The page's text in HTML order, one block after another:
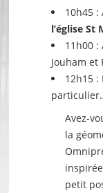
10h45
l’église St
11h00 :
Jouham et
12h15 :
Avez-
la
petit